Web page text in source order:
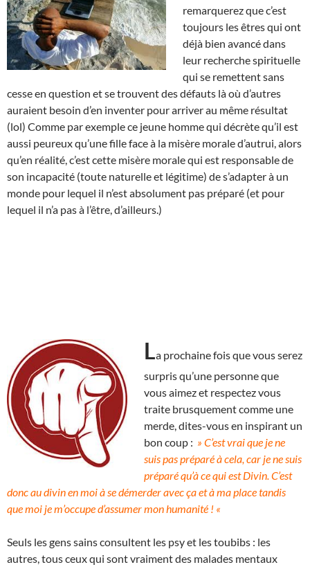
remarquerez que c’est
toujours les êtres qui ont
déjà bien avancé dans
leur recherche spirituelle
qui se remettent sans
cesse en question et se trouvent des défauts là où d’autres
auraient besoin d’en inventer pour arriver au même résultat
(lol) Comme par exemple ce jeune homme qui décrète qu’il est
aussi peureux qu’une fille face à la misère morale d’autrui, alors
qu’en réalité, c’est cette misère morale qui est responsable de
son incapacité (toute naturelle et légitime) de s’adapter à un
monde pour lequel il n’est absolument pas préparé (et pour
lequel il n’a pas à l’être, d’ailleurs.)
La prochaine fois que vous serez
surpris qu’une personne que
vous aimez et respectez vous
traite brusquement comme une
merde, dites-vous en inspirant un
bon coup : » C’est vrai que je ne
suis pas préparé à cela, car je ne suis
préparé qu’à ce qui est Divin. C’est
donc au divin en moi à se démerder avec ça et à ma place tandis
que moi je m’occupe d’assumer mon humanité ! «
Seuls les gens sains consultent les psy et les toubibs : les
autres, tous ceux qui sont vraiment des malades mentaux